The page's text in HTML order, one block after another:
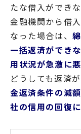
たな借入ができ
金融機関から借
なった場合は、
一括返済ができ
用状況が急激に
どうしても返済
金返済条件の減額
社の信用の回復